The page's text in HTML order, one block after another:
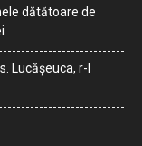
dătătoare de
Lucășeuca, r-l